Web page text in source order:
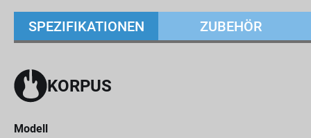
SPEZIFIKATIONEN ZUBEHÖR
KORPUS
Modell